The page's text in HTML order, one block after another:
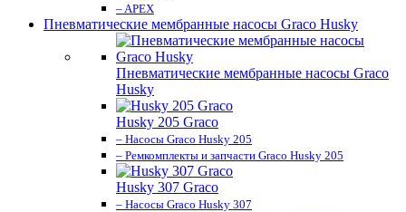
– APEX
Пневматические мембранные насосы Graco Husky
Пневматические мембранные насосы Graco
Husky
Husky 205 Graco
– Насосы Graco Husky 205
– Ремкомплекты и запчасти Graco Husky 205
Husky 307 Graco
– Насосы Graco Husky 307